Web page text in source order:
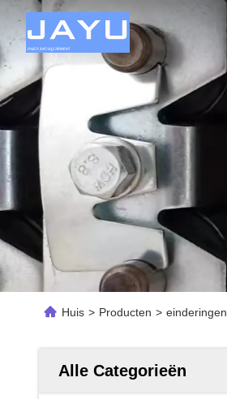
Huis > Producten > einderingen
Alle Categorieën